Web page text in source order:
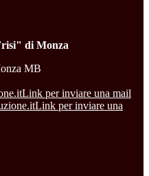
di Monza
MB
Link per inviare una mail
Link per inviare una